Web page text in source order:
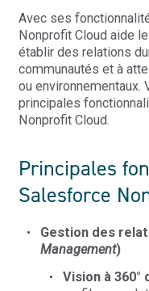
Avec ses
Nonprofit Cloud aide
établir des relations
communautés et à
ou environnementaux.
principales
Nonprofit Cloud.
Principales
Salesforce
Gestion des
Management)
Vision à